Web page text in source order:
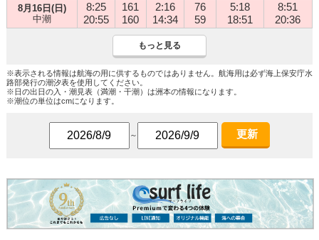
8月16日(日)
中潮
8:25
20:55
161
160
2:16
14:34
76
59
5:18
18:51
8:51
20:36
もっと見る
※表示される情報は航海の用に供するものではありません。航海用は必ず海上保安庁水
路部発行の潮汐表を使用してください。
※日の出日の入・潮見表（満潮・干潮）は洲本の情報になります。
※潮位の単位はcmになります。
～ 更新